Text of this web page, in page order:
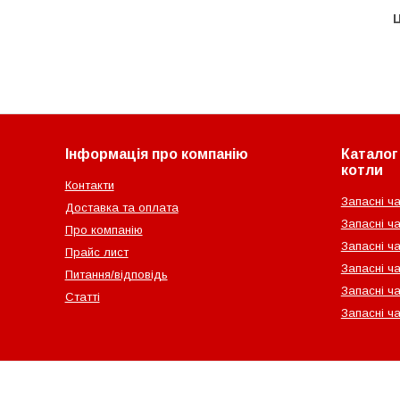
Інформація про компанію
Контакти
Доставка та оплата
Про компанію
Прайс лист
Питання/відповідь
Статті
котли
Запасні
Запасні
Запасні
Запасні
Запасні
Запасні